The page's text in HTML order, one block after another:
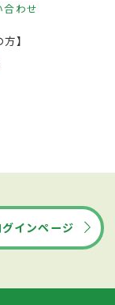
合わせ
】
インページ